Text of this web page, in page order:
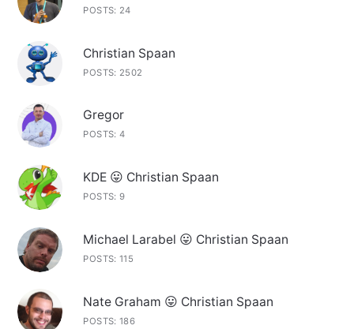
POSTS: 24
Christian Spaan
POSTS: 2502
Gregor
POSTS: 4
KDE 😛 Christian Spaan
POSTS: 9
Michael Larabel 😛 Christian Spaan
POSTS: 115
Nate Graham 😛 Christian Spaan
POSTS: 186